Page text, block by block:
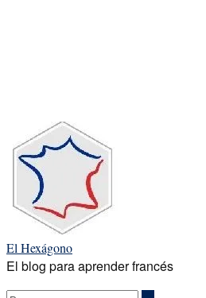
contenido
El Hexágono
El blog para aprender francés